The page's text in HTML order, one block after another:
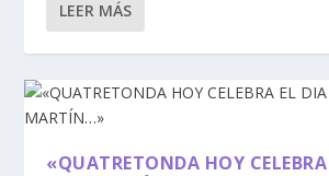
LEER MÁS
«QUATRETONDA HOY